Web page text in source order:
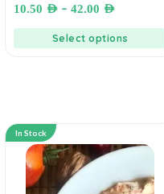
10.50 AED – 42.00 AED
Select options
In Stock